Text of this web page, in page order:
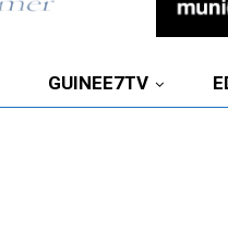
GUINEE7TV